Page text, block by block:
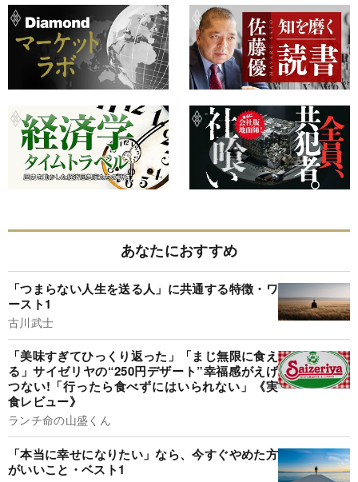
あなたにおすすめ
「つまらない人生を送る人」に共通する特徴・ワ
ースト1
古川武士
「美味すぎてひっくり返った」「まじ無限に食え
る」サイゼリヤの“250円デザート”幸福感がえげ
つない!「行ったら食べずにはいられない」《実
食レビュー》
ランチ命の山盛くん
「本当に幸せになりたい」なら、今すぐやめた方
がいいこと・ベスト1